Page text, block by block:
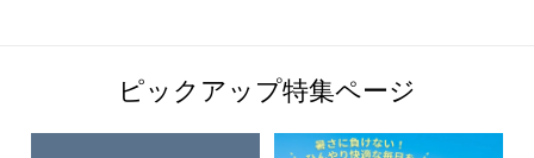
ピックアップ特集ページ